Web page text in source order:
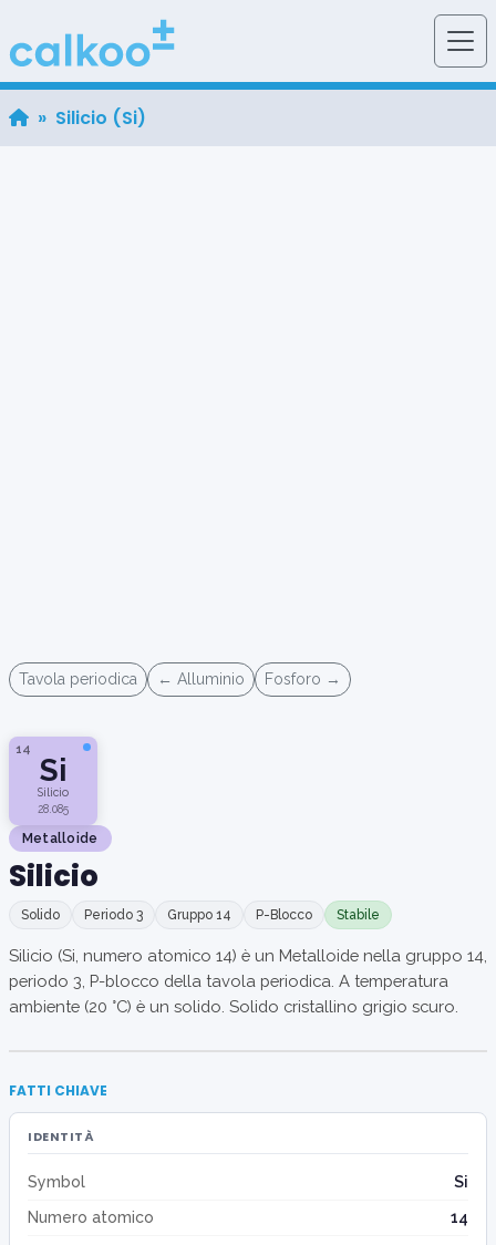
» Silicio (Si)
Tavola periodica ← Alluminio Fosforo →
14
Si
Silicio
28.085
Metalloide
Silicio
Solido Periodo 3 Gruppo 14 P-Blocco Stabile
Silicio (Si, numero atomico 14) è un Metalloide nella gruppo 14,
periodo 3, P-blocco della tavola periodica. A temperatura
ambiente (20 °C) è un solido. Solido cristallino grigio scuro.
FATTI CHIAVE
IDENTITÀ
Symbol
Si
Numero atomico
14